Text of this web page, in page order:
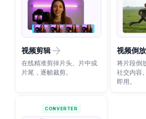
视频剪辑
在线精准剪掉片头、片中或
片尾，逐帧裁剪。
视频倒放
将片段倒
社交内容
即用。
CONVERTER